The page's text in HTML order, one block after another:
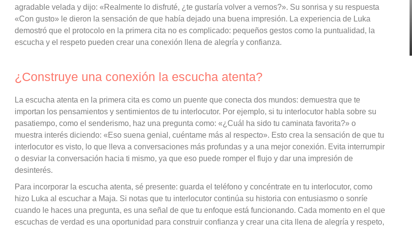
agradable velada y dijo: «Realmente lo disfruté, ¿te gustaría volver a vernos?». Su sonrisa y su respuesta
«Con gusto» le dieron la sensación de que había dejado una buena impresión. La experiencia de Luka
demostró que el protocolo en la primera cita no es complicado: pequeños gestos como la puntualidad, la
escucha y el respeto pueden crear una conexión llena de alegría y confianza.
¿Construye una conexión la escucha atenta?
La escucha atenta en la primera cita es como un puente que conecta dos mundos: demuestra que te
importan los pensamientos y sentimientos de tu interlocutor. Por ejemplo, si tu interlocutor habla sobre su
pasatiempo, como el senderismo, haz una pregunta como: «¿Cuál ha sido tu caminata favorita?» o
muestra interés diciendo: «Eso suena genial, cuéntame más al respecto». Esto crea la sensación de que tu
interlocutor es visto, lo que lleva a conversaciones más profundas y a una mejor conexión. Evita interrumpir
o desviar la conversación hacia ti mismo, ya que eso puede romper el flujo y dar una impresión de
desinterés.
Para incorporar la escucha atenta, sé presente: guarda el teléfono y concéntrate en tu interlocutor, como
hizo Luka al escuchar a Maja. Si notas que tu interlocutor continúa su historia con entusiasmo o sonríe
cuando le haces una pregunta, es una señal de que tu enfoque está funcionando. Cada momento en el que
escuchas de verdad es una oportunidad para construir confianza y crear una cita llena de alegría y respeto,